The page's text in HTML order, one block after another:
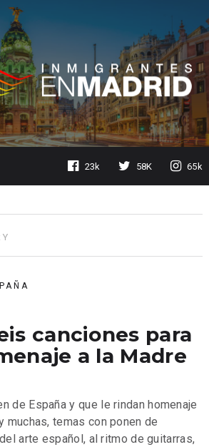
23k 58K 65k
canciones para
a la Madre
de España y que le rindan homenaje
muchas, temas con ponen de
arte español, al ritmo de guitarras,